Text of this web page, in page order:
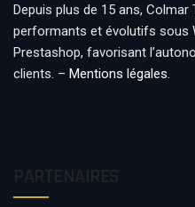
Depuis plus de 15 ans,
performants et évolutifs sous
Prestashop, favorisant
clients. – Mentions légales.